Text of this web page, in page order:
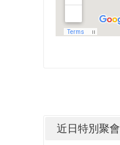
近日特別聚會